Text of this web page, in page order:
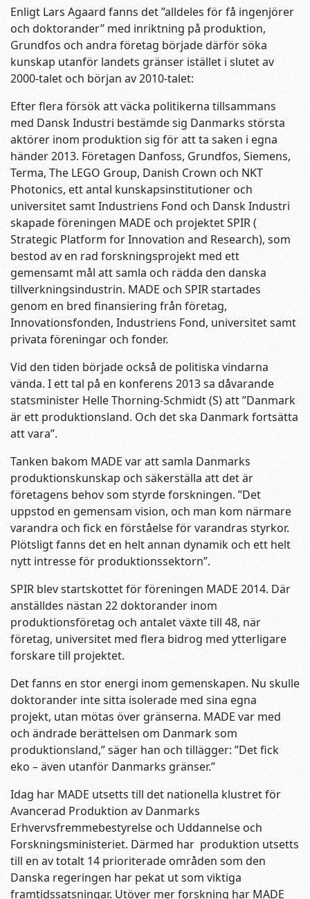
Enligt Lars Agaard fanns det ”alldeles för få ingenjörer
och doktorander” med inriktning på produktion,
Grundfos och andra företag började därför söka
kunskap utanför landets gränser istället i slutet av
2000-talet och början av 2010-talet:
Efter flera försök att väcka politikerna tillsammans
med Dansk Industri bestämde sig Danmarks största
aktörer inom produktion sig för att ta saken i egna
händer 2013. Företagen Danfoss, Grundfos, Siemens,
Terma, The LEGO Group, Danish Crown och NKT
Photonics, ett antal kunskapsinstitutioner och
universitet samt Industriens Fond och Dansk Industri
skapade föreningen MADE och projektet SPIR (
Strategic Platform for Innovation and Research), som
bestod av en rad forskningsprojekt med ett
gemensamt mål att samla och rädda den danska
tillverkningsindustrin. MADE och SPIR startades
genom en bred finansiering från företag,
Innovationsfonden, Industriens Fond, universitet samt
privata föreningar och fonder.
Vid den tiden började också de politiska vindarna
vända. I ett tal på en konferens 2013 sa dåvarande
statsminister Helle Thorning-Schmidt (S) att ”Danmark
är ett produktionsland. Och det ska Danmark fortsätta
att vara”.
Tanken bakom MADE var att samla Danmarks
produktionskunskap och säkerställa att det är
företagens behov som styrde forskningen. ”Det
uppstod en gemensam vision, och man kom närmare
varandra och fick en förståelse för varandras styrkor.
Plötsligt fanns det en helt annan dynamik och ett helt
nytt intresse för produktionssektorn”.
SPIR blev startskottet för föreningen MADE 2014. Där
anställdes nästan 22 doktorander inom
produktionsföretag och antalet växte till 48, när
företag, universitet med flera bidrog med ytterligare
forskare till projektet.
Det fanns en stor energi inom gemenskapen. Nu skulle
doktorander inte sitta isolerade med sina egna
projekt, utan mötas över gränserna. MADE var med
och ändrade berättelsen om Danmark som
produktionsland,” säger han och tillägger: ”Det fick
eko – även utanför Danmarks gränser.”
Idag har MADE utsetts till det nationella klustret för
Avancerad Produktion av Danmarks
Erhvervsfremmebestyrelse och Uddannelse och
Forskningsministeriet. Därmed har produktion utsetts
till en av totalt 14 prioriterade områden som den
Danska regeringen har pekat ut som viktiga
framtidssatsningar. Utöver mer forskning har MADE